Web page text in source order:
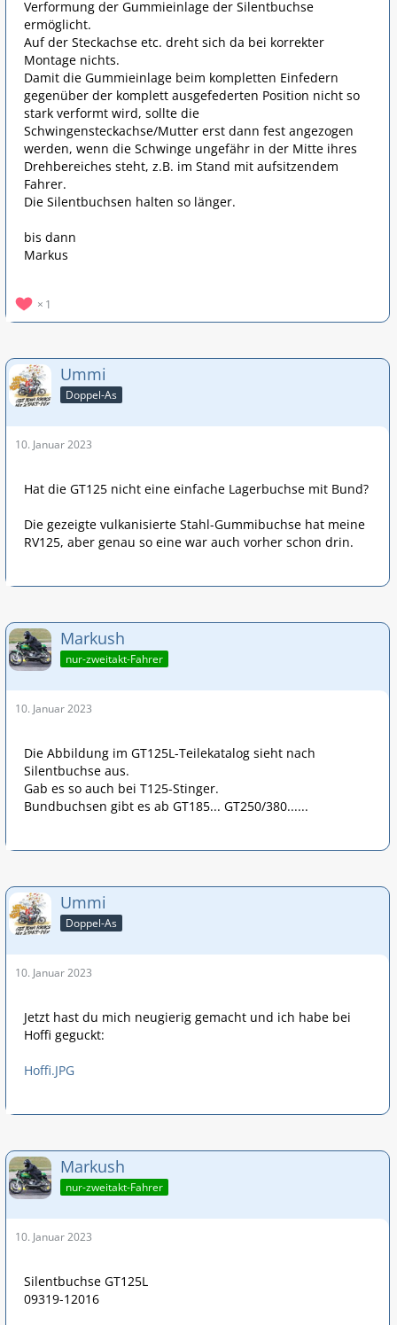
Verformung der Gummieinlage der Silentbuchse
ermöglicht.
Auf der Steckachse etc. dreht sich da bei korrekter
Montage nichts.
Damit die Gummieinlage beim kompletten Einfedern
gegenüber der komplett ausgefederten Position nicht so
stark verformt wird, sollte die
Schwingensteckachse/Mutter erst dann fest angezogen
werden, wenn die Schwinge ungefähr in der Mitte ihres
Drehbereiches steht, z.B. im Stand mit aufsitzendem
Fahrer.
Die Silentbuchsen halten so länger.
bis dann
Markus
1
Ummi
Doppel-As
10. Januar 2023
Hat die GT125 nicht eine einfache Lagerbuchse mit Bund?
Die gezeigte vulkanisierte Stahl-Gummibuchse hat meine
RV125, aber genau so eine war auch vorher schon drin.
Markush
nur-zweitakt-Fahrer
10. Januar 2023
Die Abbildung im GT125L-Teilekatalog sieht nach
Silentbuchse aus.
Gab es so auch bei T125-Stinger.
Bundbuchsen gibt es ab GT185... GT250/380......
Ummi
Doppel-As
10. Januar 2023
Jetzt hast du mich neugierig gemacht und ich habe bei
Hoffi geguckt:
Hoffi.JPG
Markush
nur-zweitakt-Fahrer
10. Januar 2023
Silentbuchse GT125L
09319-12016